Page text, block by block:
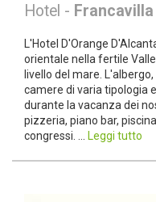
Hotel -
L'Hotel D'Orange
orientale nella fertile
livello del mare.
camere di varia tipologia
durante la vacanza dei
pizzeria, piano bar,
congressi. ... Leggi tutto